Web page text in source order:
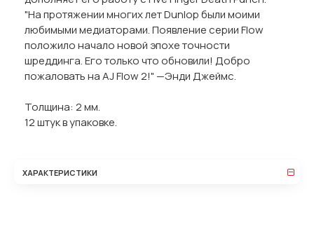
"На протяжении многих лет Dunlop были моими
любимыми медиаторами. Появление серии Flow
положило начало новой эпохе точности
шреддинга. Его только что обновили! Добро
пожаловать на AJ Flow 2!" —Энди Джеймс.
Толщина: 2 мм.
12 штук в упаковке.
ХАРАКТЕРИСТИКИ